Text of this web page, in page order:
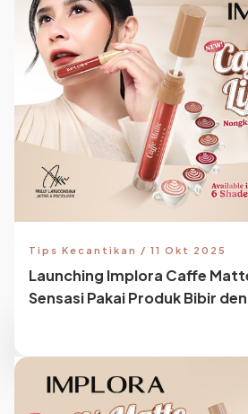
Tips Kecantikan / 11 Okt 2025
Launching Implora Caffe
Sensasi Pakai Produk Bibir